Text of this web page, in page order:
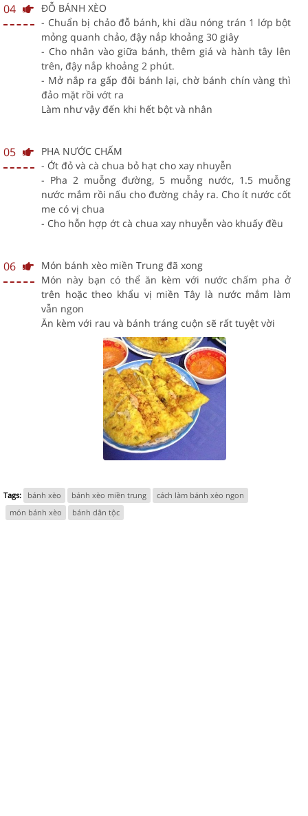
04
ĐỖ BÁNH XÈO
- Chuẩn bị chảo đỗ bánh, khi dầu nóng trán 1 lớp bột
mỏng quanh chảo, đậy nắp khoảng 30 giây
- Cho nhân vào giữa bánh, thêm giá và hành tây lên
trên, đậy nắp khoảng 2 phút.
- Mở nắp ra gấp đôi bánh lại, chờ bánh chín vàng thì
đảo mặt rồi vớt ra
Làm như vậy đến khi hết bột và nhân
05
PHA NƯỚC CHẤM
- Ớt đỏ và cà chua bỏ hạt cho xay nhuyễn
- Pha 2 muỗng đường, 5 muỗng nước, 1.5 muỗng
nước mắm rồi nấu cho đường chảy ra. Cho ít nước cốt
me có vị chua
- Cho hỗn hợp ớt cà chua xay nhuyễn vào khuấy đều
06
Món bánh xèo miền Trung đã xong
Món này bạn có thể ăn kèm với nước chấm pha ở
trên hoặc theo khẩu vị miền Tây là nước mắm làm
vẫn ngon
Ăn kèm với rau và bánh tráng cuộn sẽ rất tuyệt vời
Tags: bánh xèo bánh xèo miền trung
cách làm bánh xèo ngon
món bánh xèo
bánh dân tộc